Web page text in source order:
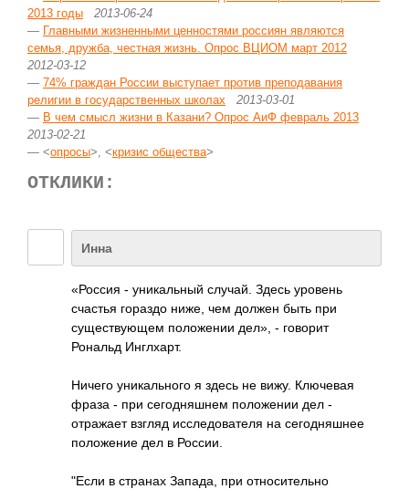
2013 годы
2013-06-24
— Главными жизненными ценностями россиян являются
семья, дружба, честная жизнь. Опрос ВЦИОМ март 2012
2012-03-12
— 74% граждан России выступает против преподавания
религии в государственных школах
2013-03-01
— В чем смысл жизни в Казани? Опрос АиФ февраль 2013
2013-02-21
— <опросы>, <кризис общества>
ОТКЛИКИ:
Инна
«Россия - уникальный случай. Здесь уровень
счастья гораздо ниже, чем должен быть при
существующем положении дел», - говорит
Рональд Инглхарт.
Ничего уникального я здесь не вижу. Ключевая
фраза - при сегодняшнем положении дел -
отражает взгляд исследователя на сегодняшнее
положение дел в России.
"Если в странах Запада, при относительно